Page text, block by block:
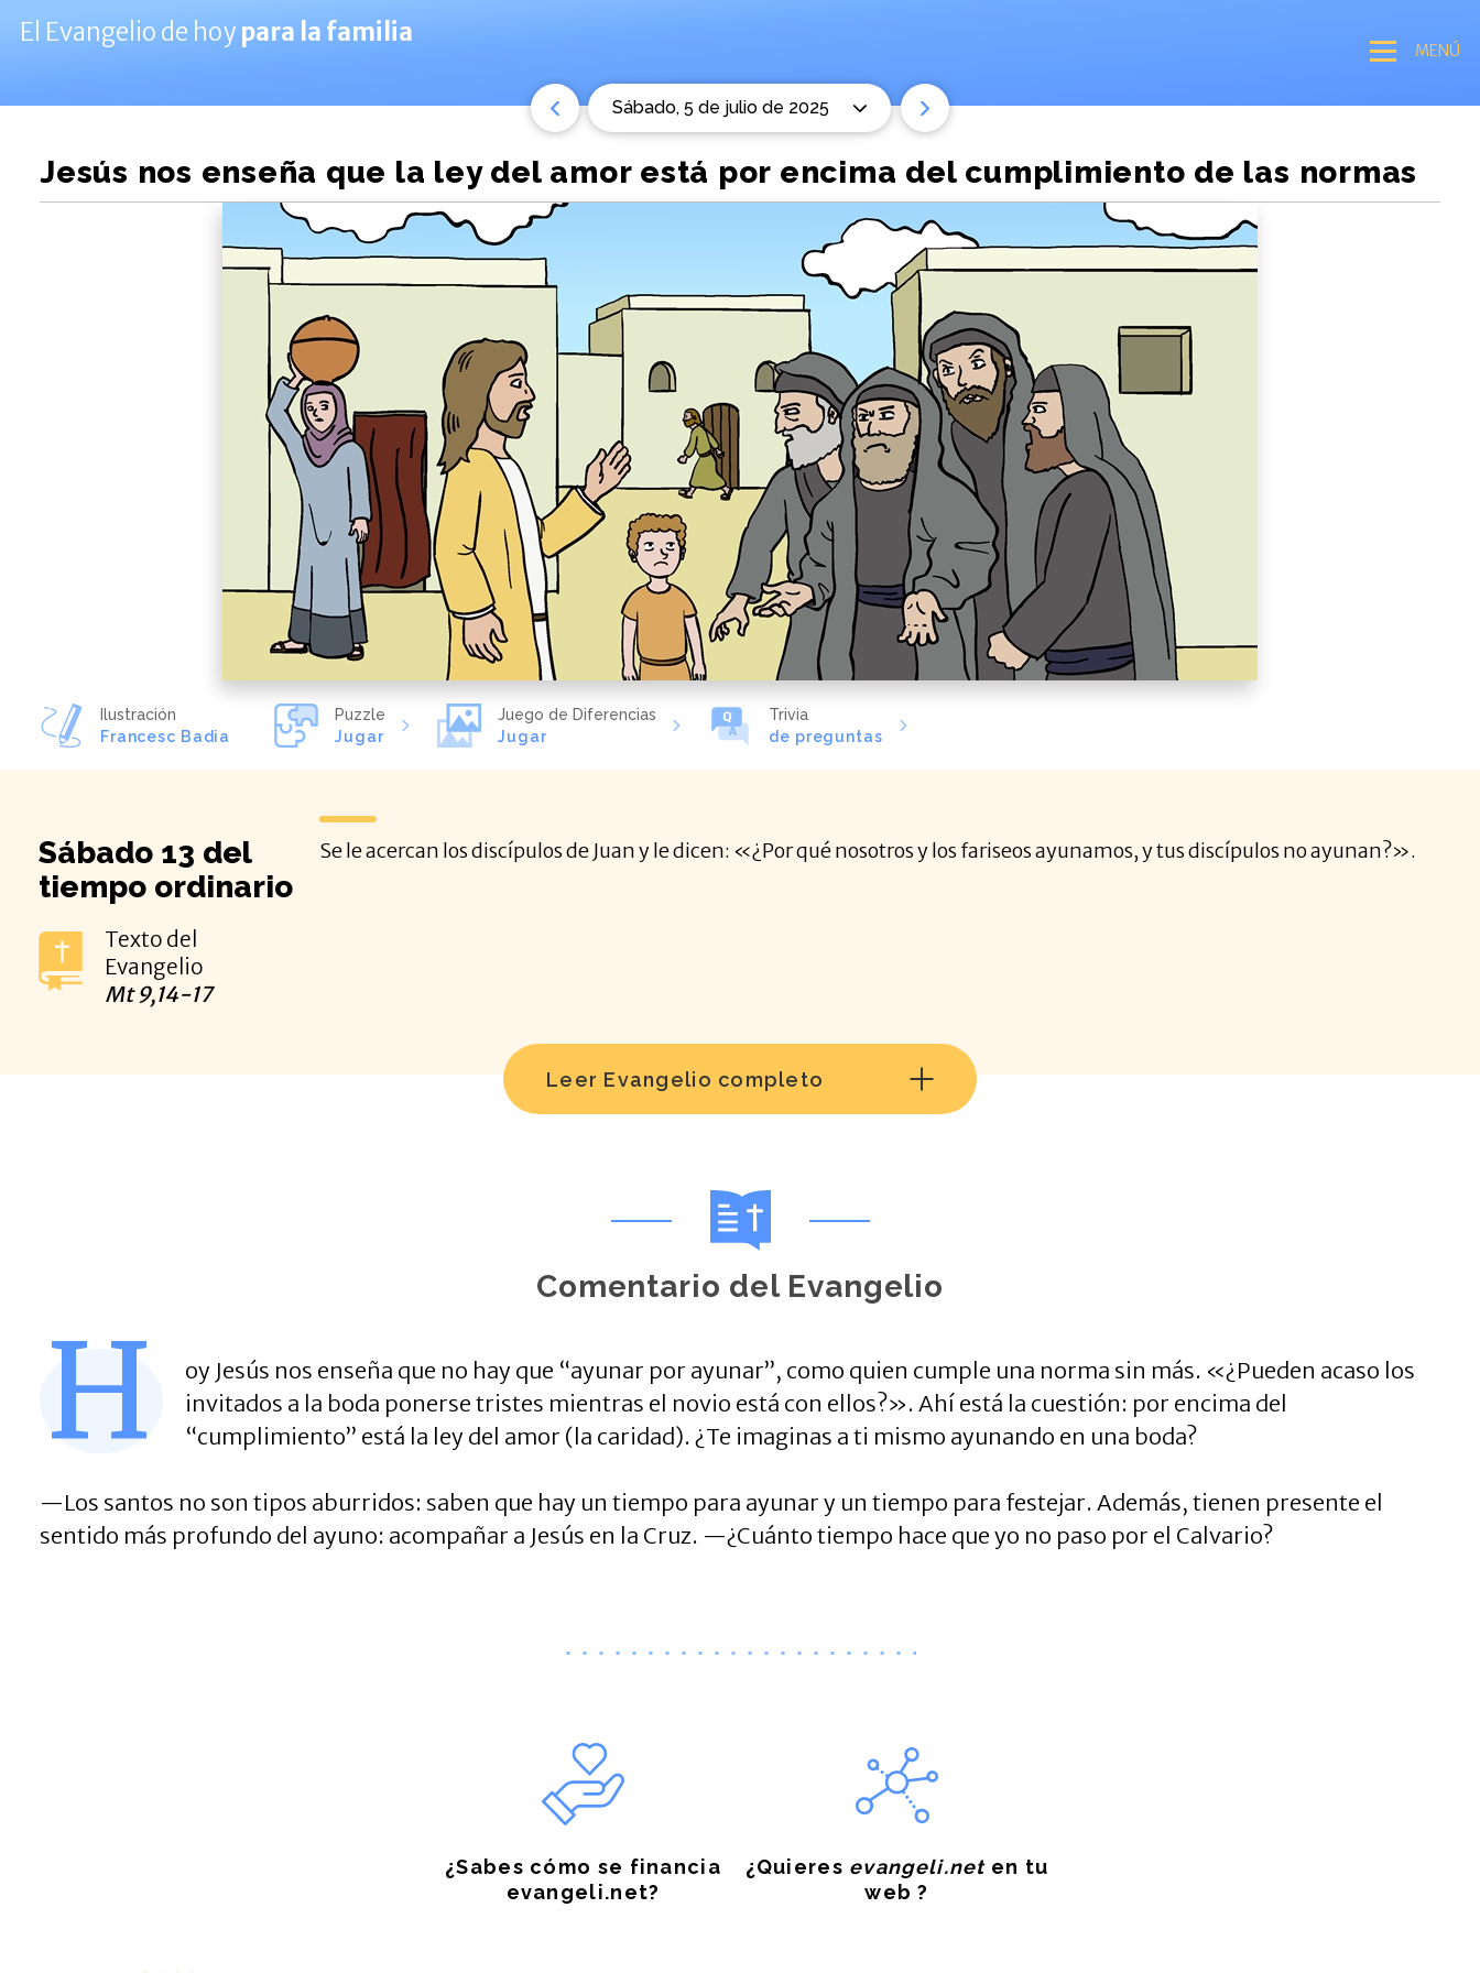
El Evangelio de hoy para la familia
MENÚ
sábado, 5 de julio de 2025
Jesús nos enseña que la ley del amor está por encima del cumplimiento de las normas
Ilustración
Francesc Badia
Puzzle
Jugar
Juego de Diferencias
Jugar
Trivia
de preguntas
Sábado 13 del
tiempo ordinario
Texto del
Evangelio
Mt 9,14-17
Se le acercan los discípulos de Juan y le dicen: «¿Por qué nosotros y los fariseos ayunamos, y tus discípulos no ayunan?».
Leer Evangelio completo
Comentario del Evangelio
H
oy Jesús nos enseña que no hay que “ayunar por ayunar”, como quien cumple una norma sin más. «¿Pueden acaso los
invitados a la boda ponerse tristes mientras el novio está con ellos?». Ahí está la cuestión: por encima del
“cumplimiento” está la ley del amor (la caridad). ¿Te imaginas a ti mismo ayunando en una boda?
—Los santos no son tipos aburridos: saben que hay un tiempo para ayunar y un tiempo para festejar. Además, tienen presente el
sentido más profundo del ayuno: acompañar a Jesús en la Cruz. —¿Cuánto tiempo hace que yo no paso por el Calvario?
¿Sabes cómo se financia
evangeli.net?
¿Quieres evangeli.neten tu
web ?